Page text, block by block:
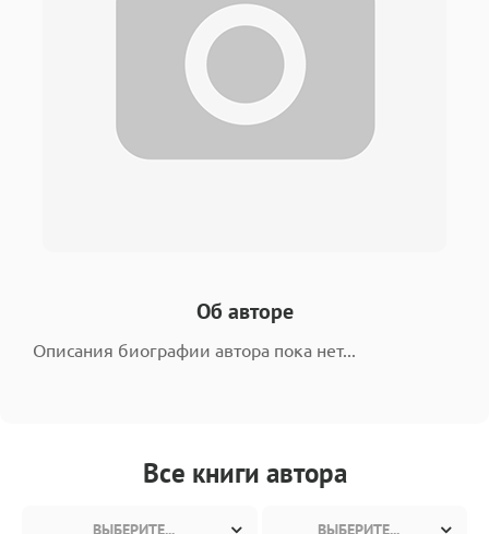
Об авторе
Описания биографии автора пока нет...
Все книги автора
ВЫБЕРИТЕ... ВЫБЕРИТЕ...